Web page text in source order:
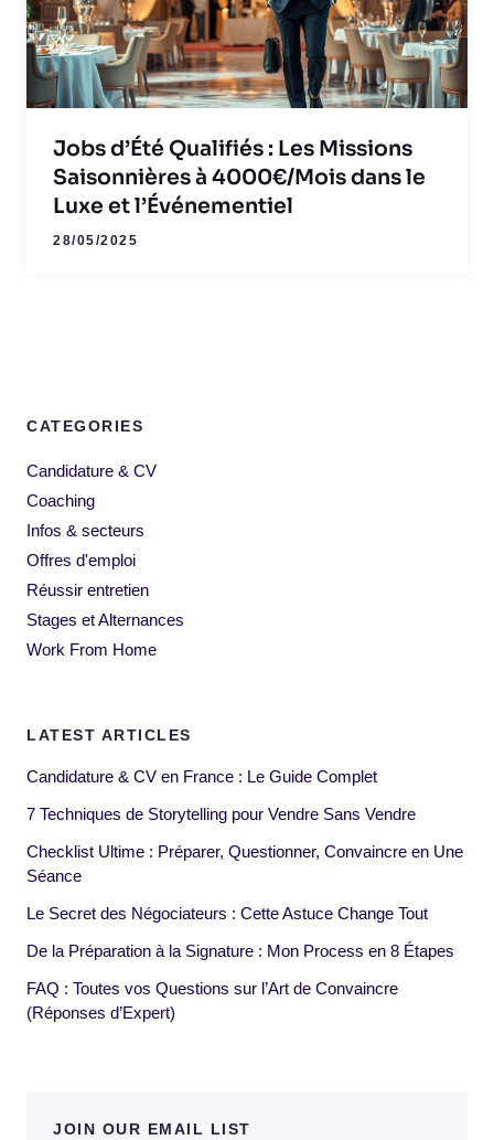
Jobs d’Été Qualifiés : Les Missions
Saisonnières à 4000€/Mois dans le
Luxe et l’Événementiel
28/05/2025
CATEGORIES
Candidature & CV
Coaching
Infos & secteurs
Offres d'emploi
Réussir entretien
Stages et Alternances
Work From Home
LATEST ARTICLES
Candidature & CV en France : Le Guide Complet
7 Techniques de Storytelling pour Vendre Sans Vendre
Checklist Ultime : Préparer, Questionner, Convaincre en Une
Séance
Le Secret des Négociateurs : Cette Astuce Change Tout
De la Préparation à la Signature : Mon Process en 8 Étapes
FAQ : Toutes vos Questions sur l’Art de Convaincre
(Réponses d’Expert)
JOIN OUR EMAIL LIST